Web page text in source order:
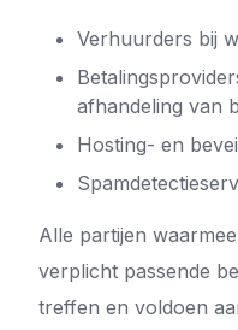
Verhuurders bij
afhandeling van
Hosting- en
Alle partijen
verplicht passende
treffen en voldoen